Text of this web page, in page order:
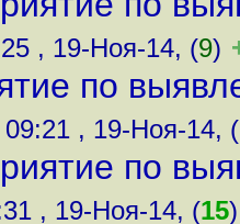
, 19-Ноя-14, (9)
по
09:21 , 19-Ноя-14, (
по
, 19-Ноя-14, (15)